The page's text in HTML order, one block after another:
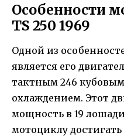
Особенности
TS 250 1969
Одной из
является его
тактным 246
охлаждением. Этот
мощность в 19
мотоциклу достигать